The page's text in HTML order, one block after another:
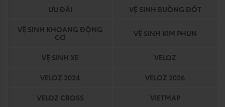
ƯU ĐÃI
VỆ SINH BUỒNG ĐỐT
VỆ SINH KHOANG ĐỘNG
CƠ
VỆ SINH KIM PHUN
VỆ SINH XE
VELOZ
VELOZ 2024
VELOZ 2026
VELOZ CROSS
VIETMAP